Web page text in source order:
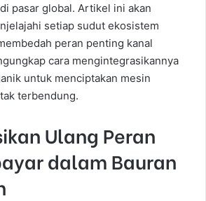
pasar global. Artikel ini akan
setiap sudut ekosistem
peran penting kanal
cara mengintegrasikannya
untuk menciptakan mesin
terbendung.
Ulang Peran
dalam Bauran